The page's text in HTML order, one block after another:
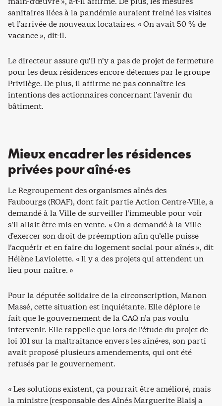
sanitaires liées à la pandémie auraient freiné les visites
et l’arrivée de nouveaux locataires. « On avait 50 % de
vacance », dit-il.
Le directeur assure qu’il n’y a pas de projet de fermeture
pour les deux résidences encore détenues par le groupe
Privilège. De plus, il affirme ne pas connaître les
intentions des actionnaires concernant l’avenir du
bâtiment.
Mieux encadrer les résidences
privées pour aîné·es
Le Regroupement des organismes aînés des
Faubourgs (ROAF), dont fait partie Action Centre-Ville, a
demandé à la Ville de surveiller l’immeuble pour voir
s’il allait être mis en vente. « On a demandé à la Ville
d’exercer son droit de préemption afin qu’elle puisse
l’acquérir et en faire du logement social pour aînés », dit
Hélène Laviolette. « Il y a des projets qui attendent un
lieu pour naître. »
Pour la députée solidaire de la circonscription, Manon
Massé, cette situation est inquiétante. Elle déplore le
fait que le gouvernement de la CAQ n’a pas voulu
intervenir. Elle rappelle que lors de l’étude du projet de
loi 101 sur la maltraitance envers les aîné·es, son parti
avait proposé plusieurs amendements, qui ont été
refusés par le gouvernement.
« Les solutions existent, ça pourrait être amélioré, mais
la ministre [responsable des Aînés Marguerite Blais] a